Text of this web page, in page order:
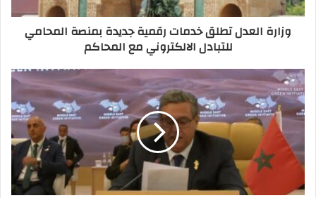
وزارة العدل تطلق خدمات رقمية جديدة بمنصة المحامي
للتبادل الالكتروني مع المحاكم